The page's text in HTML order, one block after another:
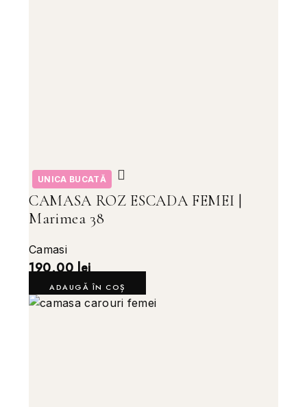
UNICA BUCATĂ
CAMASA ROZ ESCADA FEMEI |
Marimea 38
Camasi
190,00lei
ADAUGĂ ÎN COȘ